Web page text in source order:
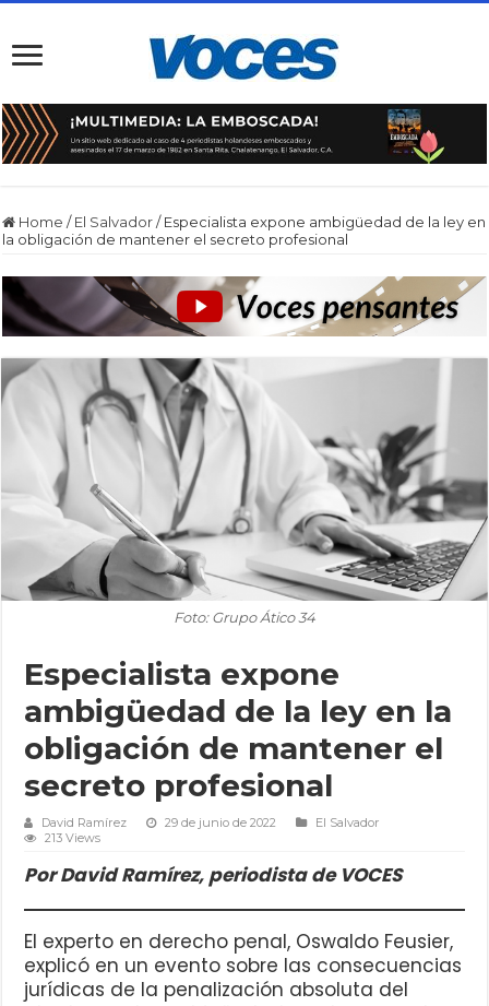
Home / El Salvador / Especialista expone ambigüedad de la ley en
la obligación de mantener el secreto profesional
Foto: Grupo Ático 34
Especialista expone
ambigüedad de la ley en la
obligación de mantener el
secreto profesional
David Ramírez 29 de junio de 2022
El Salvador
213 Views
Por David Ramírez, periodista de VOCES
El experto en derecho penal, Oswaldo Feusier,
explicó en un evento sobre las consecuencias
jurídicas de la penalización absoluta del